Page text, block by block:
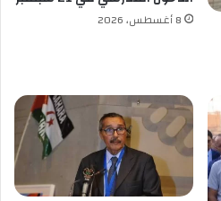
8 أغسطس، 2026